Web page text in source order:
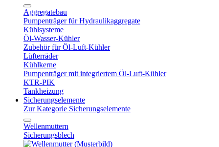
Aggregatebau
Pumpenträger für Hydraulikaggregate
Kühlsysteme
Öl-Wasser-Kühler
Zubehör für Öl-Luft-Kühler
Lüfterräder
Kühlkerne
Pumpenträger mit integriertem Öl-Luft-Kühler
KTR-PIK
Tankheizung
Sicherungselemente
Zur Kategorie Sicherungselemente
Wellenmuttern
Sicherungsblech